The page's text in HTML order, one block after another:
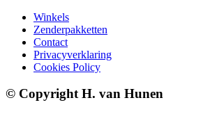
Winkels
Zenderpakketten
Contact
Privacyverklaring
Cookies Policy
© Copyright H. van Hunen